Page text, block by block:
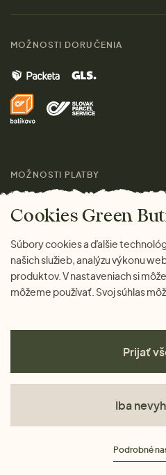
Kontakt
Značky
Pre médiá
Ženy
Muži
Darčeky
Doprava a platba
MOŽNOSTI DORUČENIA
MOŽNOSTI PLATBY
Ochrana osobných údajov
Cookies Green
Súbory cookies a ďalšie
našich služieb, analýzu výkonu
produktov. V nastaveniach si
môžeme používať. Svoj súhlas
Prijať
Iba
Podrobné